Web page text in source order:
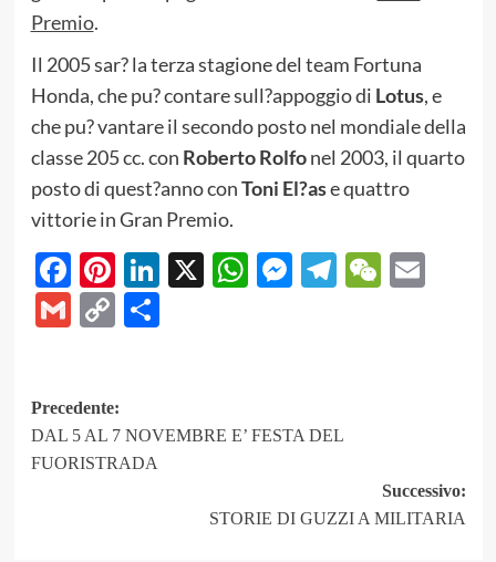
Premio.
Il 2005 sar? la terza stagione del team Fortuna
Honda, che pu? contare sull?appoggio di Lotus, e
che pu? vantare il secondo posto nel mondiale della
classe 205 cc. con Roberto Rolfonel 2003, il quarto
posto di quest?anno conToni El?ase quattro
vittorie in Gran Premio.
Facebook
Pinterest
LinkedIn
X WhatsApp
Messenger
Telegram
Gmail
CopyShare
Navigazione
articolo
Precedente:
DAL 5 AL 7 NOVEMBRE E’ FESTA DEL
FUORISTRADA
Successivo:
STORIE DI GUZZI A MILITARIA